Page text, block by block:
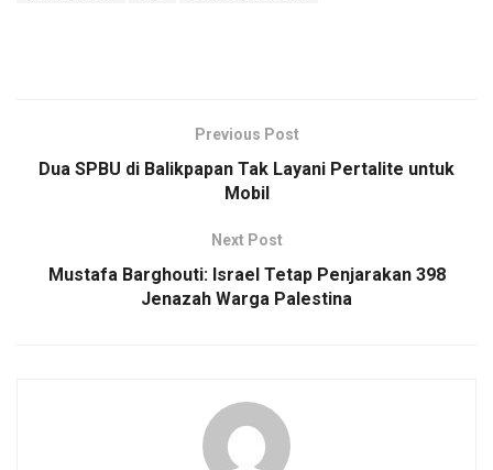
Previous Post
Dua SPBU di Balikpapan Tak Layani Pertalite untuk
Mobil
Next Post
Mustafa Barghouti: Israel Tetap Penjarakan 398
Jenazah Warga Palestina